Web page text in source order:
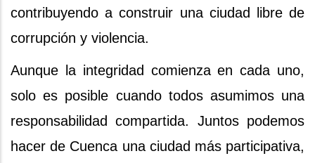
contribuyendo a construir una ciudad libre de
corrupción y violencia.
Aunque la integridad comienza en cada uno,
solo es posible cuando todos asumimos una
responsabilidad compartida. Juntos podemos
hacer de Cuenca una ciudad más participativa,